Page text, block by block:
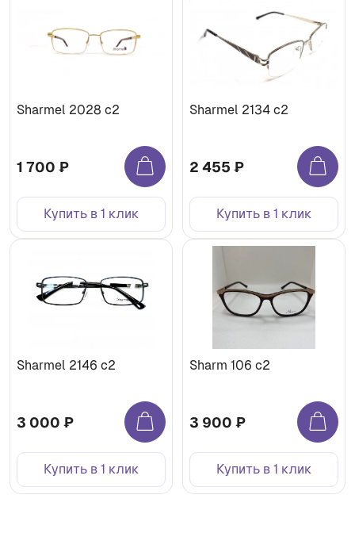
Sharmel 2028 c2
1 700 ₽
Купить в 1 клик
Sharmel 2134 c2
2 455 ₽
Купить в 1 клик
Sharmel 2146 c2
3 000 ₽
Купить в 1 клик
Sharm 106 c2
3 900 ₽
Купить в 1 клик